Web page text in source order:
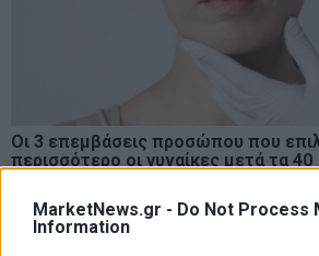
MarketNews.gr - Do Not Process
Information
Οι 3 επεμβάσεις προσώπου που
περισσότερο οι γυναίκες μετά τα 40
Ελευθερία Κούρταλη